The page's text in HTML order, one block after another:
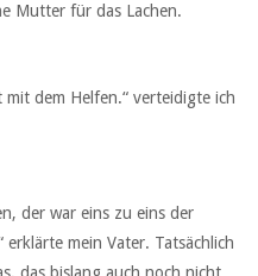
Mutter für das Lachen.
dem Helfen.“ verteidigte ich
der war eins zu eins der
erklärte mein Vater. Tatsächlich